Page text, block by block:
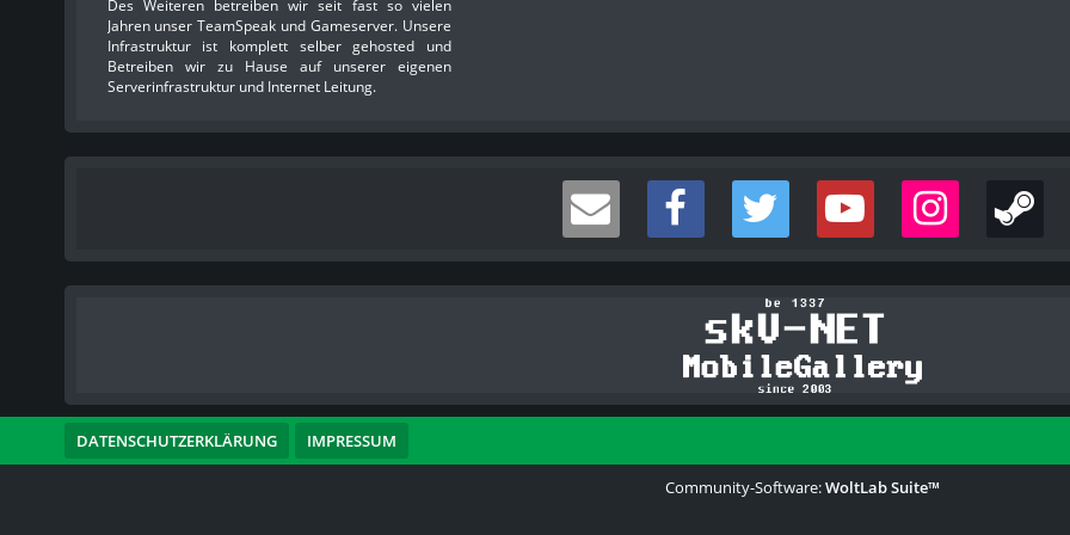
Des Weiteren betreiben wir seit fast so vielen
Jahren unser TeamSpeak und Gameserver. Unsere
Infrastruktur ist komplett selber gehosted und
Betreiben wir zu Hause auf unserer eigenen
Serverinfrastruktur und Internet Leitung.
DATENSCHUTZERKLÄRUNG IMPRESSUM
Community-Software:WoltLab Suite™